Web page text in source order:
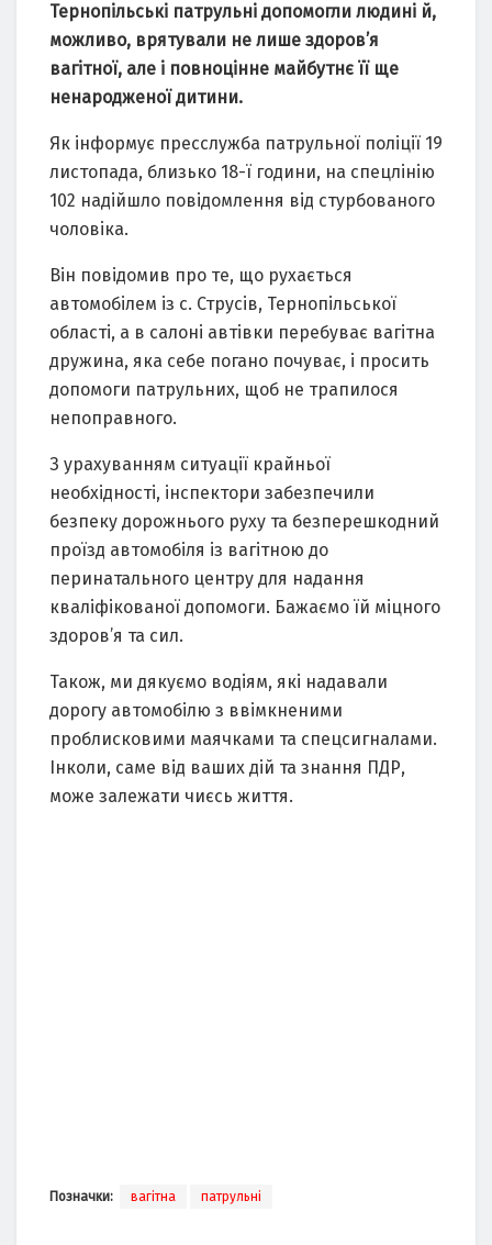
Тернопільські патрульні допомогли людині й,
можливо, врятували не лише здоров’я
вагітної, але і повноцінне майбутнє її ще
ненародженої дитини.
Як інформує пресслужба патрульної поліції 19
листопада, близько 18-ї години, на спецлінію
102 надійшло повідомлення від стурбованого
чоловіка.
Він повідомив про те, що рухається
автомобілем із с. Струсів, Тернопільської
області, а в салоні автівки перебуває вагітна
дружина, яка себе погано почуває, і просить
допомоги патрульних, щоб не трапилося
непоправного.
З урахуванням ситуації крайньої
необхідності, інспектори забезпечили
безпеку дорожнього руху та безперешкодний
проїзд автомобіля із вагітною до
перинатального центру для надання
кваліфікованої допомоги. Бажаємо їй міцного
здоров’я та сил.
Також, ми дякуємо водіям, які надавали
дорогу автомобілю з ввімкненими
проблисковими маячками та спецсигналами.
Інколи, саме від ваших дій та знання ПДР,
може залежати чиєсь життя.
Позначки: вагітна патрульні